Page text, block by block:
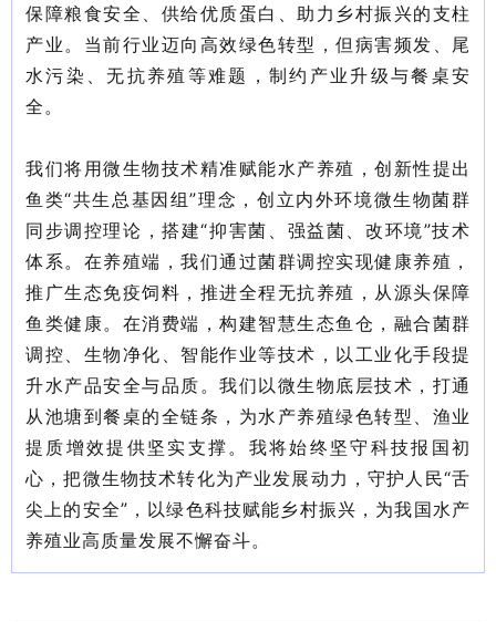
保障粮食安全、供给优质蛋白、助力乡村振兴的支柱
产业。当前行业迈向高效绿色转型，但病害频发、尾
水污染、无抗养殖等难题，制约产业升级与餐桌安
全。
我们将用微生物技术精准赋能水产养殖，创新性提出
鱼类“共生总基因组”理念，创立内外环境微生物菌群
同步调控理论，搭建“抑害菌、强益菌、改环境”技术
体系。在养殖端，我们通过菌群调控实现健康养殖，
推广生态免疫饲料，推进全程无抗养殖，从源头保障
鱼类健康。在消费端，构建智慧生态鱼仓，融合菌群
调控、生物净化、智能作业等技术，以工业化手段提
升水产品安全与品质。我们以微生物底层技术，打通
从池塘到餐桌的全链条，为水产养殖绿色转型、渔业
提质增效提供坚实支撑。我将始终坚守科技报国初
心，把微生物技术转化为产业发展动力，守护人民“舌
尖上的安全”，以绿色科技赋能乡村振兴，为我国水产
养殖业高质量发展不懈奋斗。